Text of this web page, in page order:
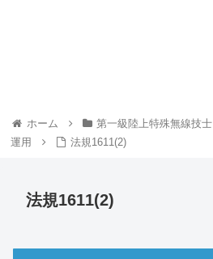
ホーム 第一級陸上特殊無線技士
運用
法規1611(2)
法規1611(2)